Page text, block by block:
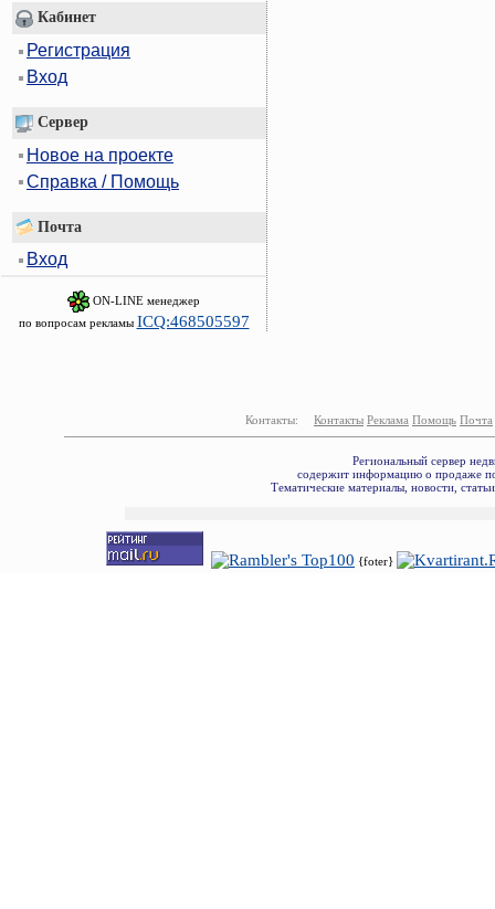
Кабинет
Регистрация
Вход
Сервер
Новое на проекте
Справка / Помощь
Почта
Вход
ON-LINE менеджер
по вопросам рекламы ICQ:468505597
Контакты: Контакты Реклама Помощь Почта
Региональный сервер
содержит информацию о продаже
Тематические материалы, новости,
{foter}